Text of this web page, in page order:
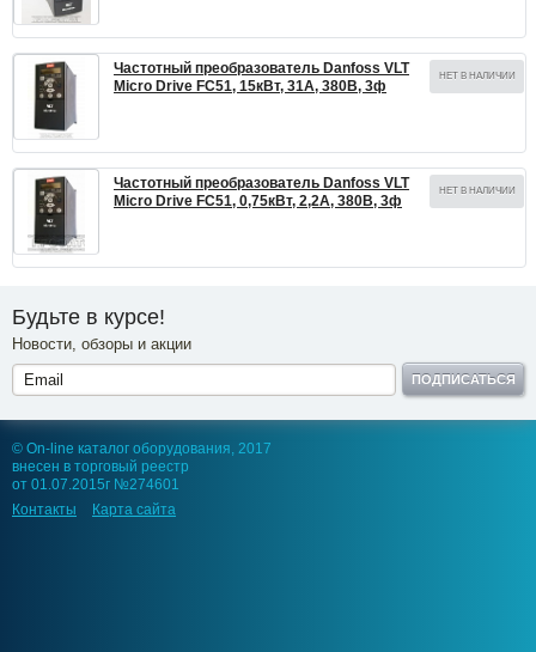
Частотный преобразователь Danfoss VLT
Micro Drive FC51, 15кВт, 31А, 380В, 3ф
НЕТ В НАЛИЧИИ
Частотный преобразователь Danfoss VLT
Micro Drive FC51, 0,75кВт, 2,2А, 380В, 3ф
НЕТ В НАЛИЧИИ
Будьте в курсе!
Новости, обзоры и акции
ПОДПИСАТЬСЯ
© On-line каталог оборудования, 2017
внесен в торговый реестр
от 01.07.2015г №274601
Контакты
Карта сайта